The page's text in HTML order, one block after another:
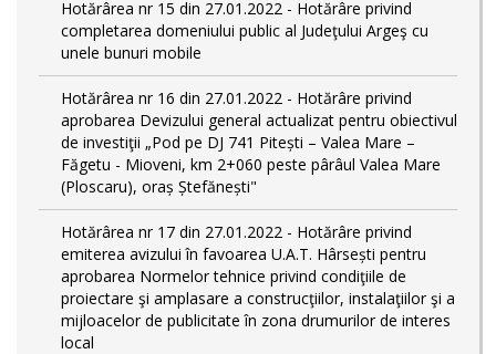
Hotărârea nr 15 din 27.01.2022 - Hotărâre privind
completarea domeniului public al Judeţului Argeş cu
unele bunuri mobile
Hotărârea nr 16 din 27.01.2022 - Hotărâre privind
aprobarea Devizului general actualizat pentru obiectivul
de investiţii „Pod pe DJ 741 Pitești – Valea Mare –
Făgetu - Mioveni, km 2+060 peste pârâul Valea Mare
(Ploscaru), oraș Ștefănești"
Hotărârea nr 17 din 27.01.2022 - Hotărâre privind
emiterea avizului în favoarea U.A.T. Hârsești pentru
aprobarea Normelor tehnice privind condiţiile de
proiectare şi amplasare a construcţiilor, instalaţiilor şi a
mijloacelor de publicitate în zona drumurilor de interes
local